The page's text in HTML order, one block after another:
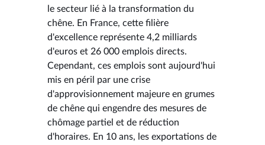
le secteur lié à la transformation du
chêne. En France, cette filière
d'excellence représente 4,2 milliards
d'euros et 26 000 emplois directs.
Cependant, ces emplois sont aujourd'hui
mis en péril par une crise
d'approvisionnement majeure en grumes
de chêne qui engendre des mesures de
chômage partiel et de réduction
d'horaires. En 10 ans, les exportations de